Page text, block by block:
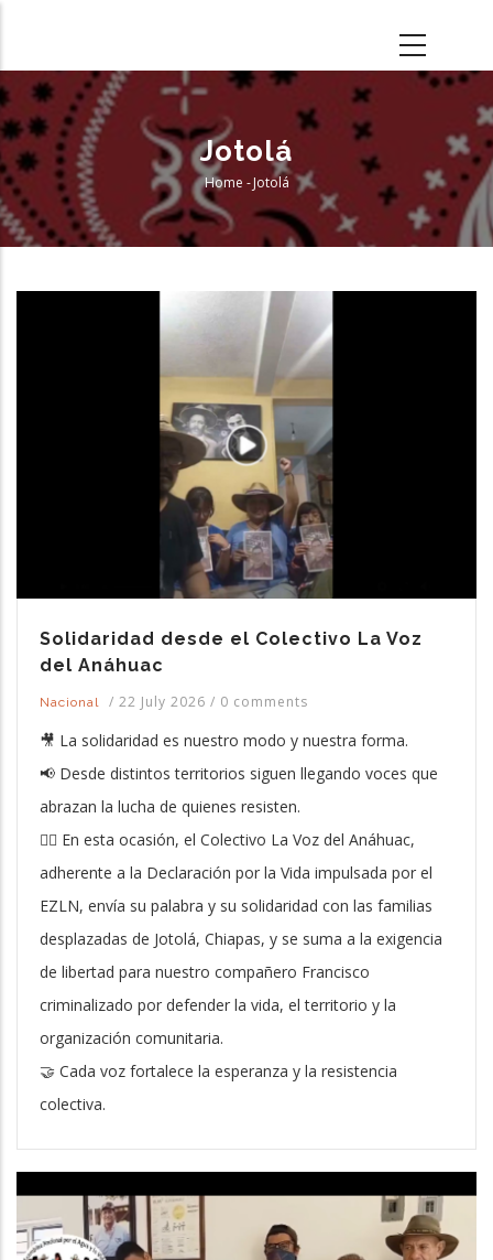
main
content
Jotolá
Breadcrumb
Home - Jotolá
Solidaridad desde el Colectivo La Voz
del Anáhuac
Nacional / 22 July 2026 / 0 comments
🎥 La solidaridad es nuestro modo y nuestra forma.
📢 Desde distintos territorios siguen llegando voces que
abrazan la lucha de quienes resisten.
❤️‍🔥 En esta ocasión, el Colectivo La Voz del Anáhuac,
adherente a la Declaración por la Vida impulsada por el
EZLN, envía su palabra y su solidaridad con las familias
desplazadas de Jotolá, Chiapas, y se suma a la exigencia
de libertad para nuestro compañero Francisco
criminalizado por defender la vida, el territorio y la
organización comunitaria.
🤝 Cada voz fortalece la esperanza y la resistencia
colectiva.